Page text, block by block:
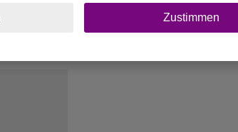
Zustimmen